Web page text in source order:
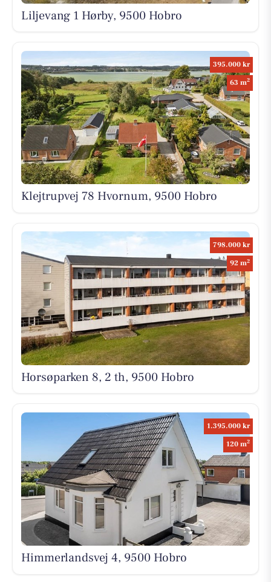
Liljevang 1 Hørby, 9500 Hobro
395.000 kr
63 m2
Klejtrupvej 78 Hvornum, 9500 Hobro
798.000 kr
92 m2
Horsøparken 8, 2 th, 9500 Hobro
1.395.000 kr
120 m2
Himmerlandsvej 4, 9500 Hobro